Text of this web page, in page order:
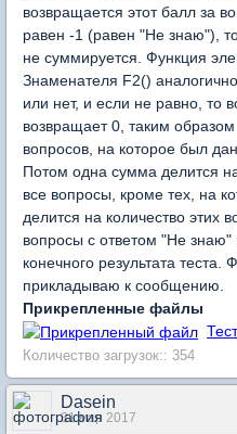
возвращается этот балл за
равен -1 (равен "Не знаю"),
не суммируется. Функция
Знаменателя F2()
или нет, и если не равно, то
возвращает 0, таким
вопросов, на которое был
Потом одна сумма делится
все вопросы, кроме тех, на
делится на количество этих
вопросы с ответом "Не
конечного результата
прикладываю к сообщению.
Прикрепленные файлы
Количество загрузок:: 354
Dasein
31 мар 2017